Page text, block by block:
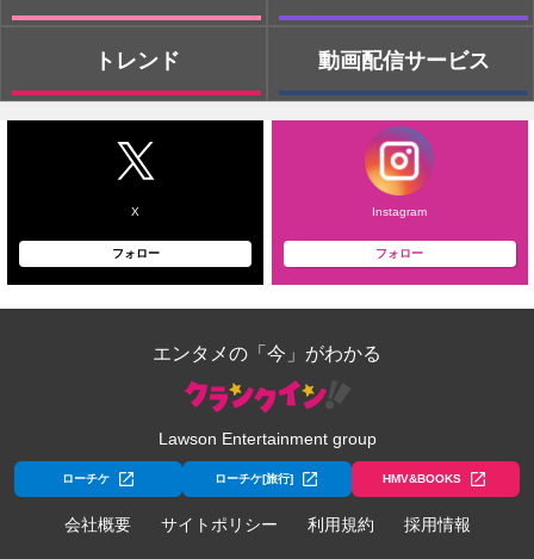
トレンド 動画配信サービス
X
フォロー
Instagram
フォロー
エンタメの「今」がわかる
Lawson Entertainment group
ローチケ ローチケ[旅行] HMV&BOOKS
会社概要 サイトポリシー 利用規約 採用情報